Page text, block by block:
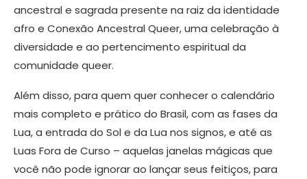
ancestral e sagrada presente na raiz da identidade
afro e Conexão Ancestral Queer, uma celebração à
diversidade e ao pertencimento espiritual da
comunidade queer.
Além disso, para quem quer conhecer o calendário
mais completo e prático do Brasil, com as fases da
Lua, a entrada do Sol e da Lua nos signos, e até as
Luas Fora de Curso – aquelas janelas mágicas que
você não pode ignorar ao lançar seus feitiços, para